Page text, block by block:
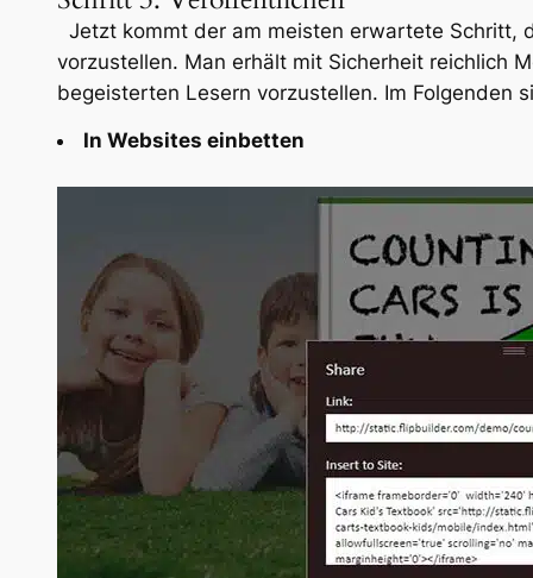
Jetzt kommt der am meisten erwartete Schritt,
vorzustellen. Man erhält mit Sicherheit reichlich
begeisterten Lesern vorzustellen. Im
In Websites einbetten